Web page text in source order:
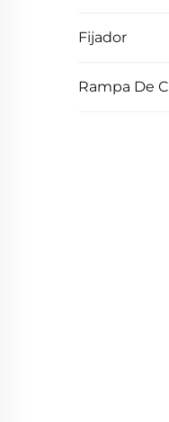
Fijador
Rampa De